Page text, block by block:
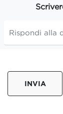
INVIA